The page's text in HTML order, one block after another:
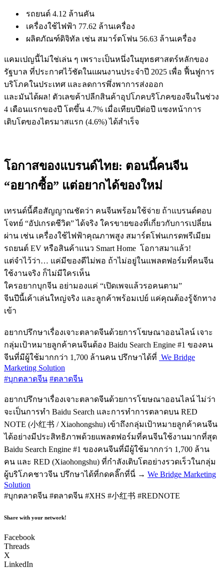
รถยนต์ 4.12 ล้านคัน
เครื่องใช้ไฟฟ้า 77.62 ล้านเครื่อง
ผลิตภัณฑ์ดิจิทัล เช่น สมาร์ตโฟน 56.63 ล้านเครื่อง
แคมเปญนี้ไม่ใช่เล่น ๆ เพราะเป็นหนึ่งในยุทธศาสตร์หลักของ
รัฐบาล ที่ประกาศไว้ชัดในแผนงานประจำปี 2025 เพื่อ ฟื้นฟูการ
บริโภคในประเทศ และลดการพึ่งพาการส่งออก
และมันได้ผล! ตัวเลขค้าปลีกสินค้าอุปโภคบริโภคของจีนในช่วง
4 เดือนแรกของปี โตขึ้น 4.7% เมื่อเทียบปีต่อปี แซงหน้าการ
เติบโตของไตรมาสแรก (4.6%) ได้สำเร็จ
โอกาสของแบรนด์ไทย: ตอนนี้คนจีน
“อยากซื้อ” แต่อยากได้ของใหม่
เทรนด์นี้คือสัญญาณชัดว่า คนจีนพร้อมใช้จ่าย ถ้าแบรนด์ตอบ
โจทย์ “อัปเกรดชีวิต” ได้จริง ใครขายของที่เกี่ยวกับการเปลี่ยน
ผ่าน เช่น เครื่องใช้ไฟฟ้าคุณภาพสูง สมาร์ตโฟนเกรดพรีเมียม
รถยนต์ EV หรือสินค้าแนว Smart Home โอกาสมาแล้ว!
แต่จำไว้ว่า… แค่มีของดีไม่พอ ถ้าไม่อยู่ในแพลตฟอร์มที่คนจีน
ใช้งานจริง ก็ไม่มีใครเห็น
ใครอยากบุกจีน อย่ามองแค่ “เปิดเพจแล้วรอคนตาม”
จีนปีนี้เค้าเล่นใหญ่จริง และลูกค้าพร้อมเปย์ แค่คุณต้องรู้จักทาง
เข้า
อยากปรึกษาเรื่องเจาะตลาดจีนด้วยการโฆษณาออนไลน์ เจาะ
กลุ่มเป้าหมายลูกค้าคนจีนต้อง Baidu Search Engine #1 ของคน
จีนที่มีผู้ใช้มากกว่า 1,700 ล้านคน ปรึกษาได้ที่ We Bridge
Marketing Solution
#บุกตลาดจีน #ตลาดจีน
อยากปรึกษาเรื่องเจาะตลาดจีนด้วยการโฆษณาออนไลน์ ไม่ว่า
จะเป็นการทำ Baidu Search และการทำการตลาดบน RED
NOTE (小红书 / Xiaohongshu) เข้าถึงกลุ่มเป้าหมายลูกค้าคนจีน
ได้อย่างมีประสิทธิภาพด้วยแพลตฟอร์มที่คนจีนใช้งานมากที่สุด
Baidu Search Engine #1 ของคนจีนที่มีผู้ใช้มากกว่า 1,700 ล้าน
คน และ RED (Xiaohongshu) ที่กำลังเติบโตอย่างรวดเร็วในกลุ่ม
ผู้บริโภคชาวจีน ปรึกษาได้ที่กดคลิ๊กที่นี่ → We Bridge Marketing
Solution
#บุกตลาดจีน #ตลาดจีน #XHS #小红书 #REDNOTE
Share with your network!
Facebook
Threads
X
LinkedIn